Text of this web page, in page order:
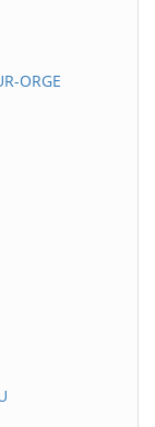
ORGE